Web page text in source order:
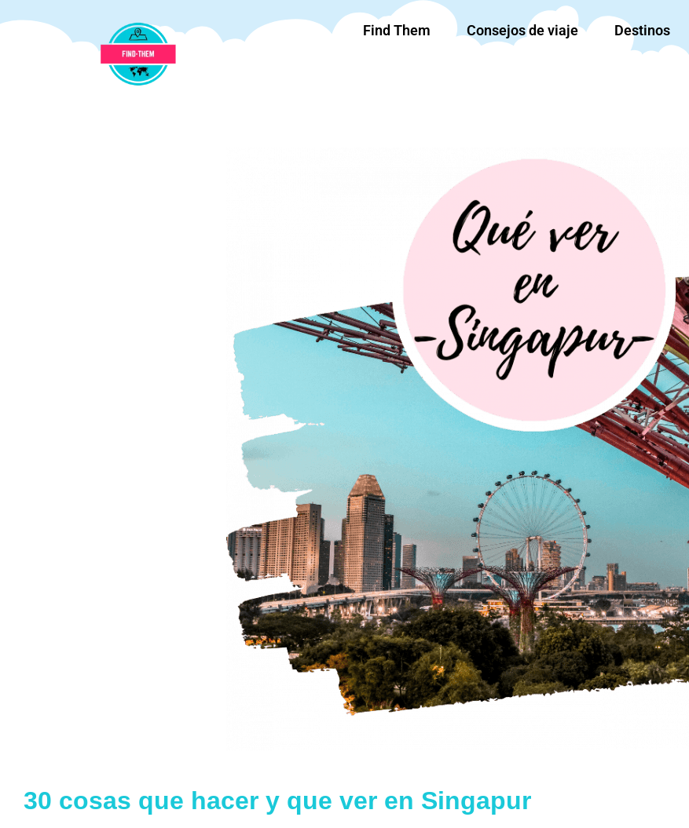
Find Them Consejos de viaje Destinos
30 cosas que hacer y que ver en Singapur